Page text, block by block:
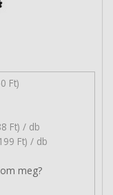
Ft)
Ft) / db
Ft) / db
meg?